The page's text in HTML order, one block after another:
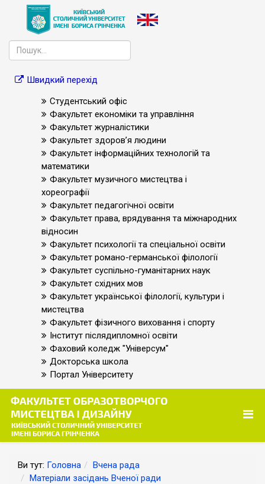
Швидкий перехід
Студентський офіс
Факультет економіки та управління
Факультет журналістики
Факультет здоров’я людини
Факультет інформаційних технологій та
математики
Факультет музичного мистецтва і
хореографії
Факультет педагогічної освіти
Факультет права, врядування та міжнародних
відносин
Факультет психології та спеціальної освіти
Факультет романо-германської філології
Факультет суспільно-гуманітарних наук
Факультет східних мов
Факультет української філології, культури і
мистецтва
Факультет фізичного виховання і спорту
Інститут післядипломної освіти
Фаховий коледж "Універсум"
Докторська школа
Портал Університету
Ви тут: Головна
Вчена рада
Матеріали засідань Вченої ради